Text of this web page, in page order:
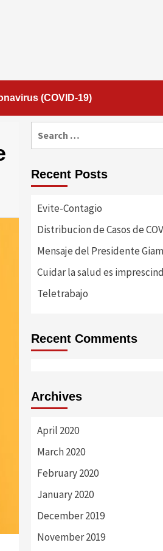
(COVID-19)
Recent Posts
Evite-Contagio
Distribucion de Casos de
Mensaje del Presidente
Cuidar la salud es
Teletrabajo
Recent Comments
Archives
April 2020
March 2020
February 2020
January 2020
December 2019
November 2019